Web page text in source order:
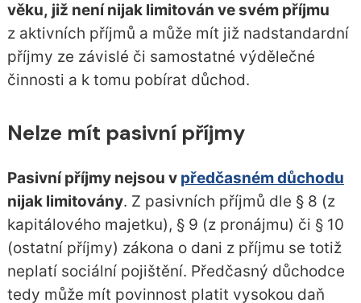
věku, již není nijak limitován ve svém příjmu
z aktivních příjmů a může mít již nadstandardní
příjmy ze závislé či samostatné výdělečné
činnosti a k tomu pobírat důchod.
Nelze mít pasivní příjmy
Pasivní příjmy nejsou v předčasném důchodu
nijak limitovány. Z pasivních příjmů dle § 8 (z
kapitálového majetku), § 9 (z pronájmu) či § 10
(ostatní příjmy) zákona o dani z příjmu se totiž
neplatí sociální pojištění. Předčasný důchodce
tedy může mít povinnost platit vysokou daň